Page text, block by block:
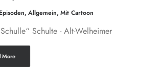
, Allgemein, Mit Cartoon
Schulte - Alt-Welheimer
More